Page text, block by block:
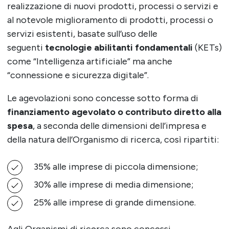
realizzazione di nuovi prodotti, processi o servizi e
al notevole miglioramento di prodotti, processi o
servizi esistenti, basate sull’uso delle
seguenti tecnologie abilitanti fondamentali (KETs)
come “Intelligenza artificiale” ma anche
“connessione e sicurezza digitale”.
Le agevolazioni sono concesse sotto forma di
finanziamento agevolato o contributo diretto alla
spesa, a seconda delle dimensioni dell’impresa e
della natura dell’Organismo di ricerca, così ripartiti:
35% alle imprese di piccola dimensione;
30% alle imprese di media dimensione;
25% alle imprese di grande dimensione.